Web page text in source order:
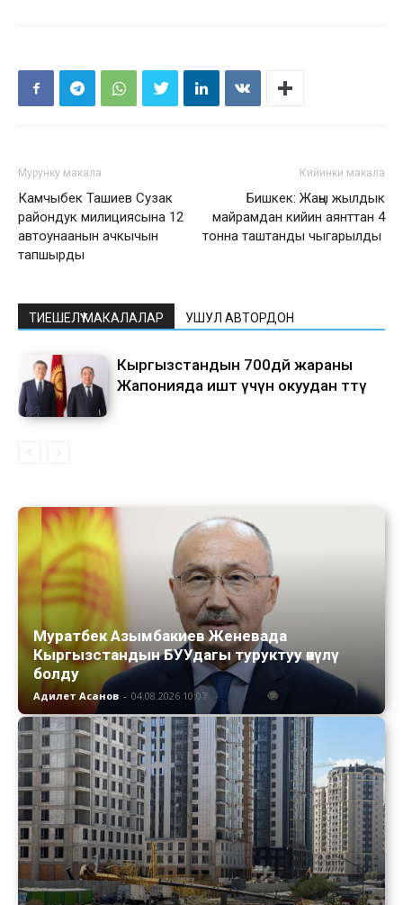
Мурунку макала
Камчыбек Ташиев Сузак
райондук милициясына 12
автоунаанын ачкычын
тапшырды
Кийинки макала
Бишкек: Жаңы жылдык
майрамдан кийин аянттан 4
тонна таштанды чыгарылды
ТИЕШЕЛҮҮ МАКАЛАЛАР УШУЛ АВТОРДОН
Кыргызстандын 700дөй жараны
Жапонияда иштөө үчүн окуудан өттү
Муратбек Азымбакиев Женевада
Кыргызстандын БУУдагы туруктуу өкүлү
болду
Адилет Асанов - 04.08.2026 10:07